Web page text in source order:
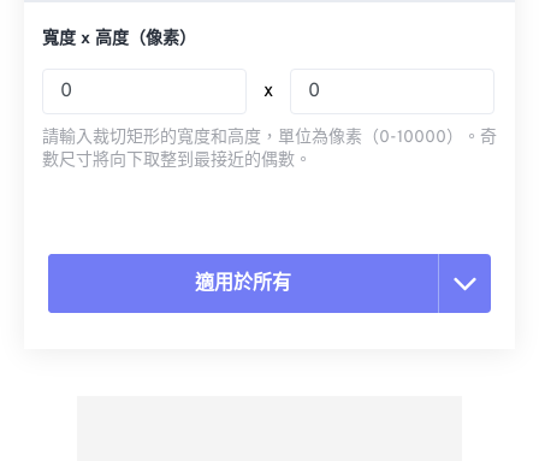
寬度 x 高度（像素）
x
請輸入裁切矩形的寬度和高度，單位為像素（0-10000）。奇
數尺寸將向下取整到最接近的偶數。
適用於所有